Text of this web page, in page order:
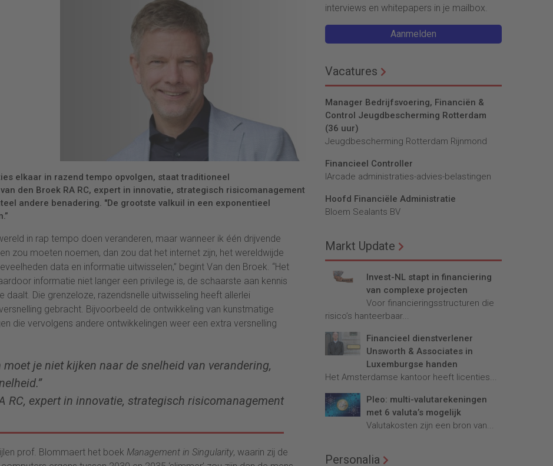
elkaar in razend tempo opvolgen, staat traditioneel
den Broek RA RC, expert in innovatie, strategisch risicomanagement
andere benadering. "De grootste valkuil in een exponentieel
in rap tempo doen veranderen, maar wanneer ik één drijvende
zou moeten noemen, dan zou dat het internet zijn, het wereldwijde
data en informatie uitwisselen,” begint Van den Broek. “Het
informatie niet langer een privilege is, de schaarste aan kennis
Die grenzeloze, razendsnelle uitwisseling heeft allerlei
gebracht. Bijvoorbeeld de ontwikkeling van kunstmatige
die vervolgens andere ontwikkelingen weer een extra versnelling
je niet kijken naar de snelheid van verandering,
RC, expert in innovatie, strategisch risicomanagement
prof. Blommaert het boek Management in Singularity, waarin zij de
interviews en whitepapers in je mailbox.
Aanmelden
Vacatures
Manager Bedrijfsvoering, Financiën &
Control Jeugdbescherming Rotterdam
(36 uur)
Jeugdbescherming Rotterdam Rijnmond
Financieel Controller
lArcade administraties-advies-belastingen
Hoofd Financiële Administratie
Bloem Sealants BV
Markt Update
Invest-NL stapt in financiering
van complexe projecten
Voor financieringsstructuren die
risico’s hanteerbaar...
Financieel dienstverlener
Unsworth & Associates in
Luxemburgse handen
Het Amsterdamse kantoor heeft licenties...
Pleo: multi-valutarekeningen
met 6 valuta’s mogelijk
Valutakosten zijn een bron van...
Personalia